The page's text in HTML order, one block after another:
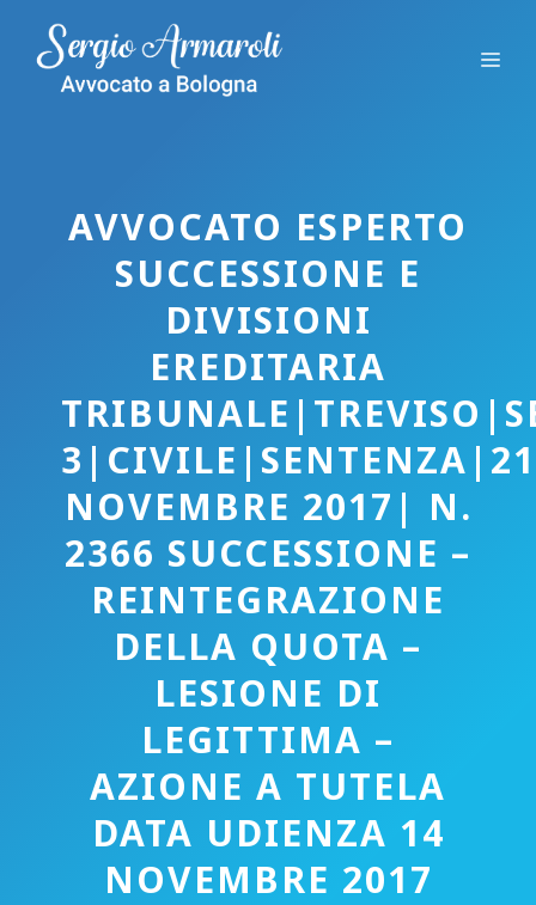
contenuto
AVVOCATO ESPERTO
SUCCESSIONE E
DIVISIONI
EREDITARIA
3|CIVILE|SENTENZA|21
NOVEMBRE 2017| N.
2366 SUCCESSIONE –
REINTEGRAZIONE
DELLA QUOTA –
LESIONE DI
LEGITTIMA –
AZIONE A TUTELA
DATA UDIENZA 14
NOVEMBRE 2017